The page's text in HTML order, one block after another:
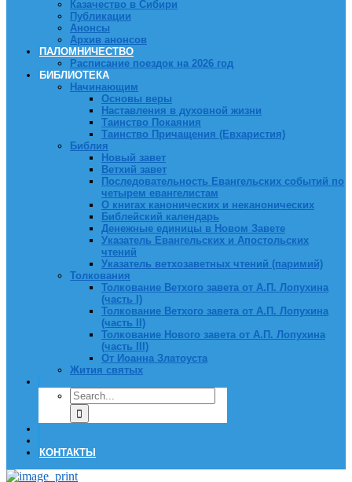
Казачество в Сибири
Публикации
Анонсы
Архив анонсов
ПАЛОМНИЧЕСТВО
Расписание поездок на 2026 год
БИБЛИОТЕКА
Начинающим
Основы веры
Наставления в духовной жизни
Таинство Покаяния
Таинство Причащения (Евхаристия)
Библия
Новый завет
Ветхий завет
Последовательность Евангельских событий по
четырем евангелистам
О книгах канонических и неканонических
Библейский календарь
Денежные единицы в Новом Завете
Указатель Евангельских и Апостольских
чтений
Указатель ветхозаветных чтений (паримий)
Толкования
Толкование Ветхого завета от А.П. Лопухина
(часть I)
Толкование Ветхого завета от А.П. Лопухина
(часть II)
Толкование Нового завета от А.П. Лопухина
(часть III)
От Иоанна Златоуста
Жития святых
КОНТАКТЫ